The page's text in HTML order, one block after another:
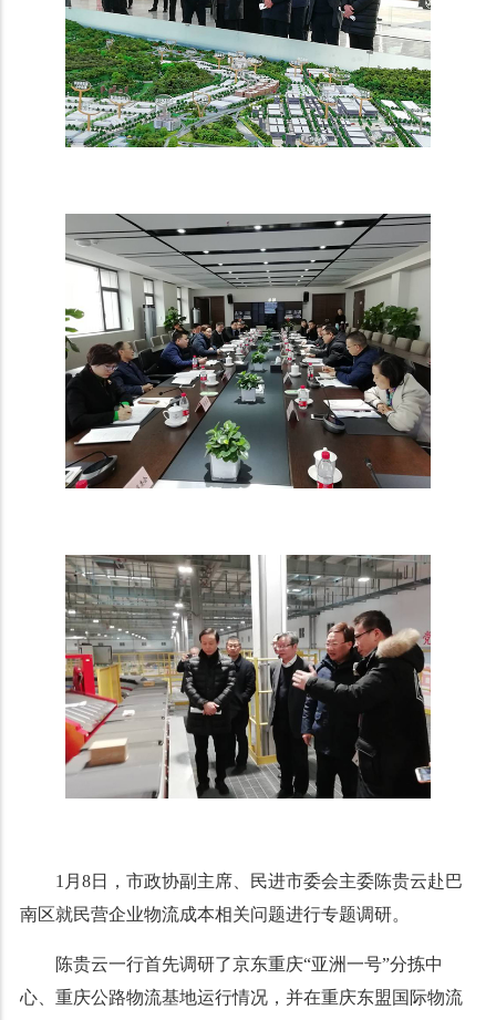
1月8日，市政协副主席、民进市委会主委陈贵云赴巴
南区就民营企业物流成本相关问题进行专题调研。
陈贵云一行首先调研了京东重庆“亚洲一号”分拣中
心、重庆公路物流基地运行情况，并在重庆东盟国际物流